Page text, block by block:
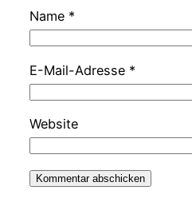
Name *
E-Mail-Adresse *
Website